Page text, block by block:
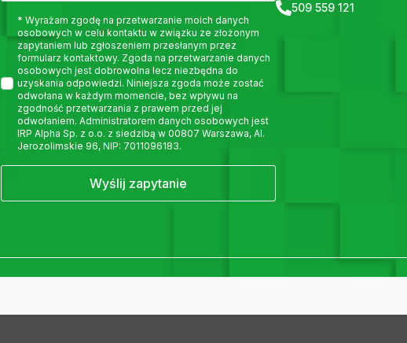
* Wyrażam zgodę na przetwarzanie moich danych
osobowych w celu kontaktu w związku ze złożonym
zapytaniem lub zgłoszeniem przesłanym przez
formularz kontaktowy. Zgoda na przetwarzanie danych
osobowych jest dobrowolna lecz niezbędna do
uzyskania odpowiedzi. Niniejsza zgoda może zostać
odwołana w każdym momencie, bez wpływu na
zgodność przetwarzania z prawem przed jej
odwołaniem. Administratorem danych osobowych jest
IRP Alpha Sp. z o.o. z siedzibą w 00807 Warszawa, Al.
Jerozolimskie 96, NIP: 7011096183.
Wyślij zapytanie
509 559 121